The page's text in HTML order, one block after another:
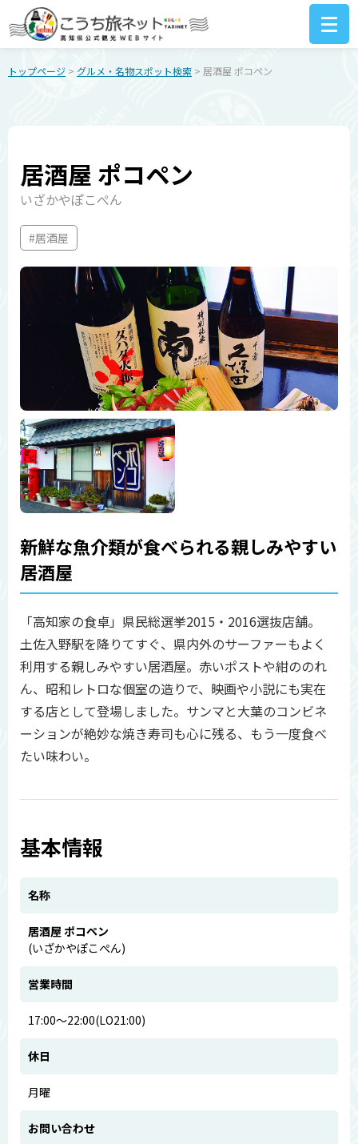
トップページ > グルメ・名物スポット検索 > 居酒屋 ポコペン
居酒屋 ポコペン
いざかやぽこぺん
#居酒屋
新鮮な魚介類が食べられる親しみやすい
居酒屋
「高知家の食卓」県民総選挙2015・2016選抜店舗。
土佐入野駅を降りてすぐ、県内外のサーファーもよく
利用する親しみやすい居酒屋。赤いポストや紺ののれ
ん、昭和レトロな個室の造りで、映画や小説にも実在
する店として登場しました。サンマと大葉のコンビネ
ーションが絶妙な焼き寿司も心に残る、もう一度食べ
たい味わい。
基本情報
名称
居酒屋 ポコペン
(いざかやぽこぺん)
営業時間
17:00～22:00(LO21:00)
休日
月曜
お問い合わせ